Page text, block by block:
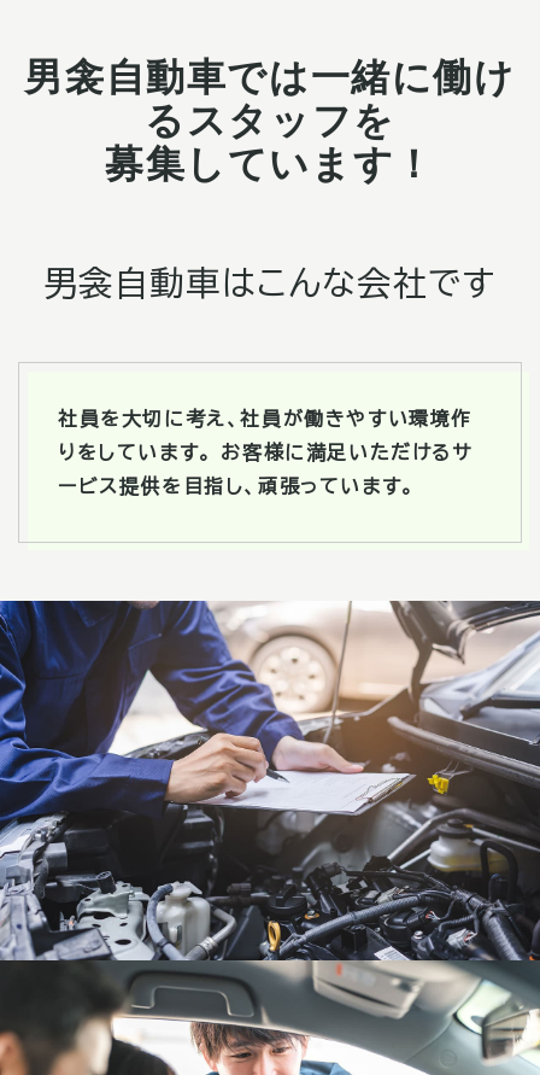
男衾自動車では一緒に働け
るスタッフを
募集しています！
男衾自動車はこんな会社です
社員を大切に考え、社員が働きやすい環境作
りをしています。 お客様に満足いただけるサ
ービス提供を目指し、頑張っています。